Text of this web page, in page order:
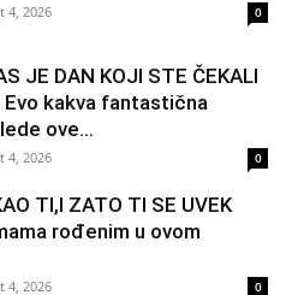
4, 2026 0
JE DAN KOJI STE ČEKALI
Evo kakva fantastična
ove...
4, 2026 0
TI,I ZATO TI SE UVEK
rođenim u ovom
4, 2026 0